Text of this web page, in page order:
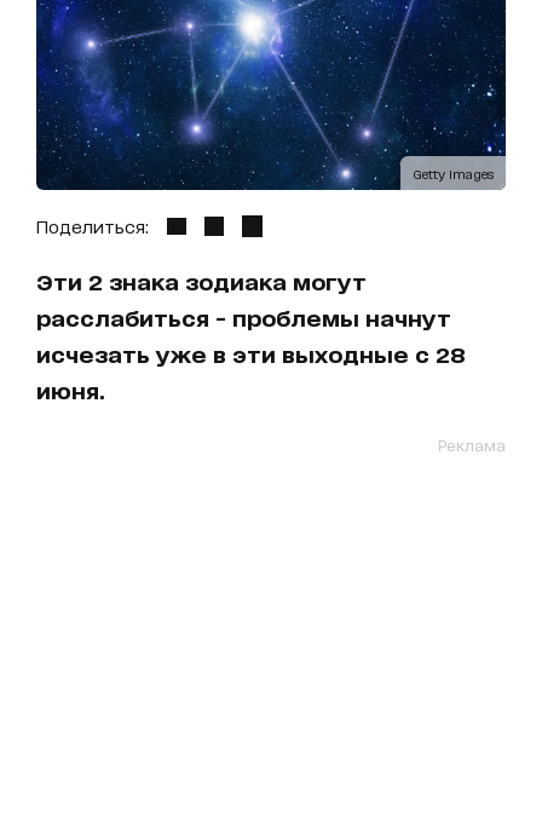
Getty Images
Поделиться:
Эти 2 знака зодиака могут
расслабиться - проблемы начнут
исчезать уже в эти выходные с 28
июня.
Реклама